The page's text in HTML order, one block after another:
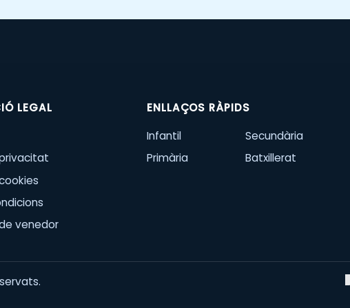
LEGAL
venedor
ENLLAÇOS RÀPIDS
Infantil
Primària
Secundària
Batxillerat